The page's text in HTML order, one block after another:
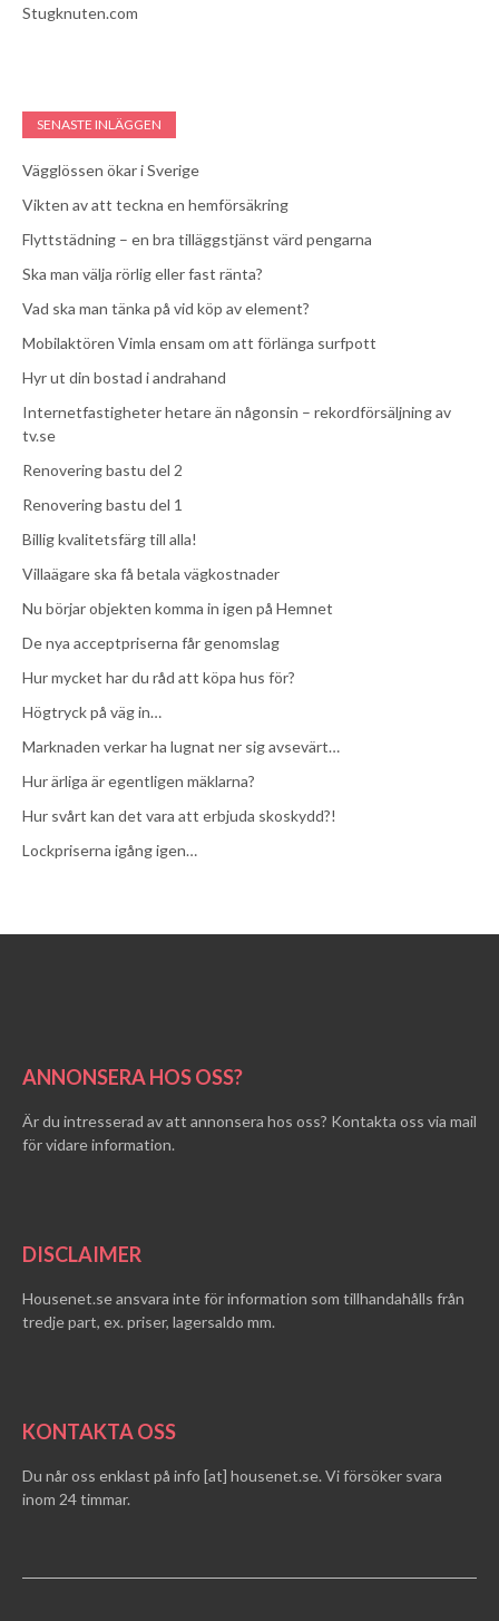
Stugknuten.com
SENASTE INLÄGGEN
Vägglössen ökar i Sverige
Vikten av att teckna en hemförsäkring
Flyttstädning – en bra tilläggstjänst värd pengarna
Ska man välja rörlig eller fast ränta?
Vad ska man tänka på vid köp av element?
Mobilaktören Vimla ensam om att förlänga surfpott
Hyr ut din bostad i andrahand
Internetfastigheter hetare än någonsin – rekordförsäljning av
tv.se
Renovering bastu del 2
Renovering bastu del 1
Billig kvalitetsfärg till alla!
Villaägare ska få betala vägkostnader
Nu börjar objekten komma in igen på Hemnet
De nya acceptpriserna får genomslag
Hur mycket har du råd att köpa hus för?
Högtryck på väg in…
Marknaden verkar ha lugnat ner sig avsevärt…
Hur ärliga är egentligen mäklarna?
Hur svårt kan det vara att erbjuda skoskydd?!
Lockpriserna igång igen…
ANNONSERA HOS OSS?
Är du intresserad av att annonsera hos oss? Kontakta oss via mail
för vidare information.
DISCLAIMER
Housenet.se ansvara inte för information som tillhandahålls från
tredje part, ex. priser, lagersaldo mm.
KONTAKTA OSS
Du når oss enklast på info [at] housenet.se. Vi försöker svara
inom 24 timmar.